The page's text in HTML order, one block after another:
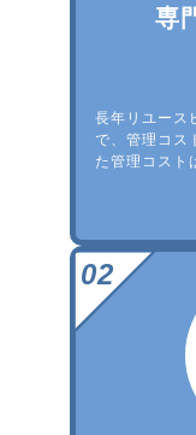
専
長年リユース
で、管理コス
た管理コスト